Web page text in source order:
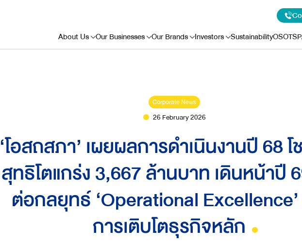
About Us Our Businesses Our Brands Investors Sustainability
Corporate News
26 February 2026
‘โอสถสภา’ เผยผลการดำเนินงานปี 68 โ
สุทธิโตแกร่ง 3,667 ล้านบาท เดินหน้าปี
ต่อกลยุทธ์ ‘Operational
การเติบโตธุรกิจหลัก